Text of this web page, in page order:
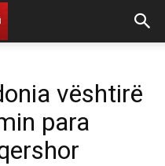
vështirë
para